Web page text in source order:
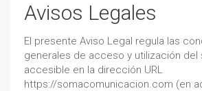
Avisos Legales
El presente Aviso Legal regula las
generales de acceso y utilización del
accesible en la dirección URL
https://somacomunicacion.com (en